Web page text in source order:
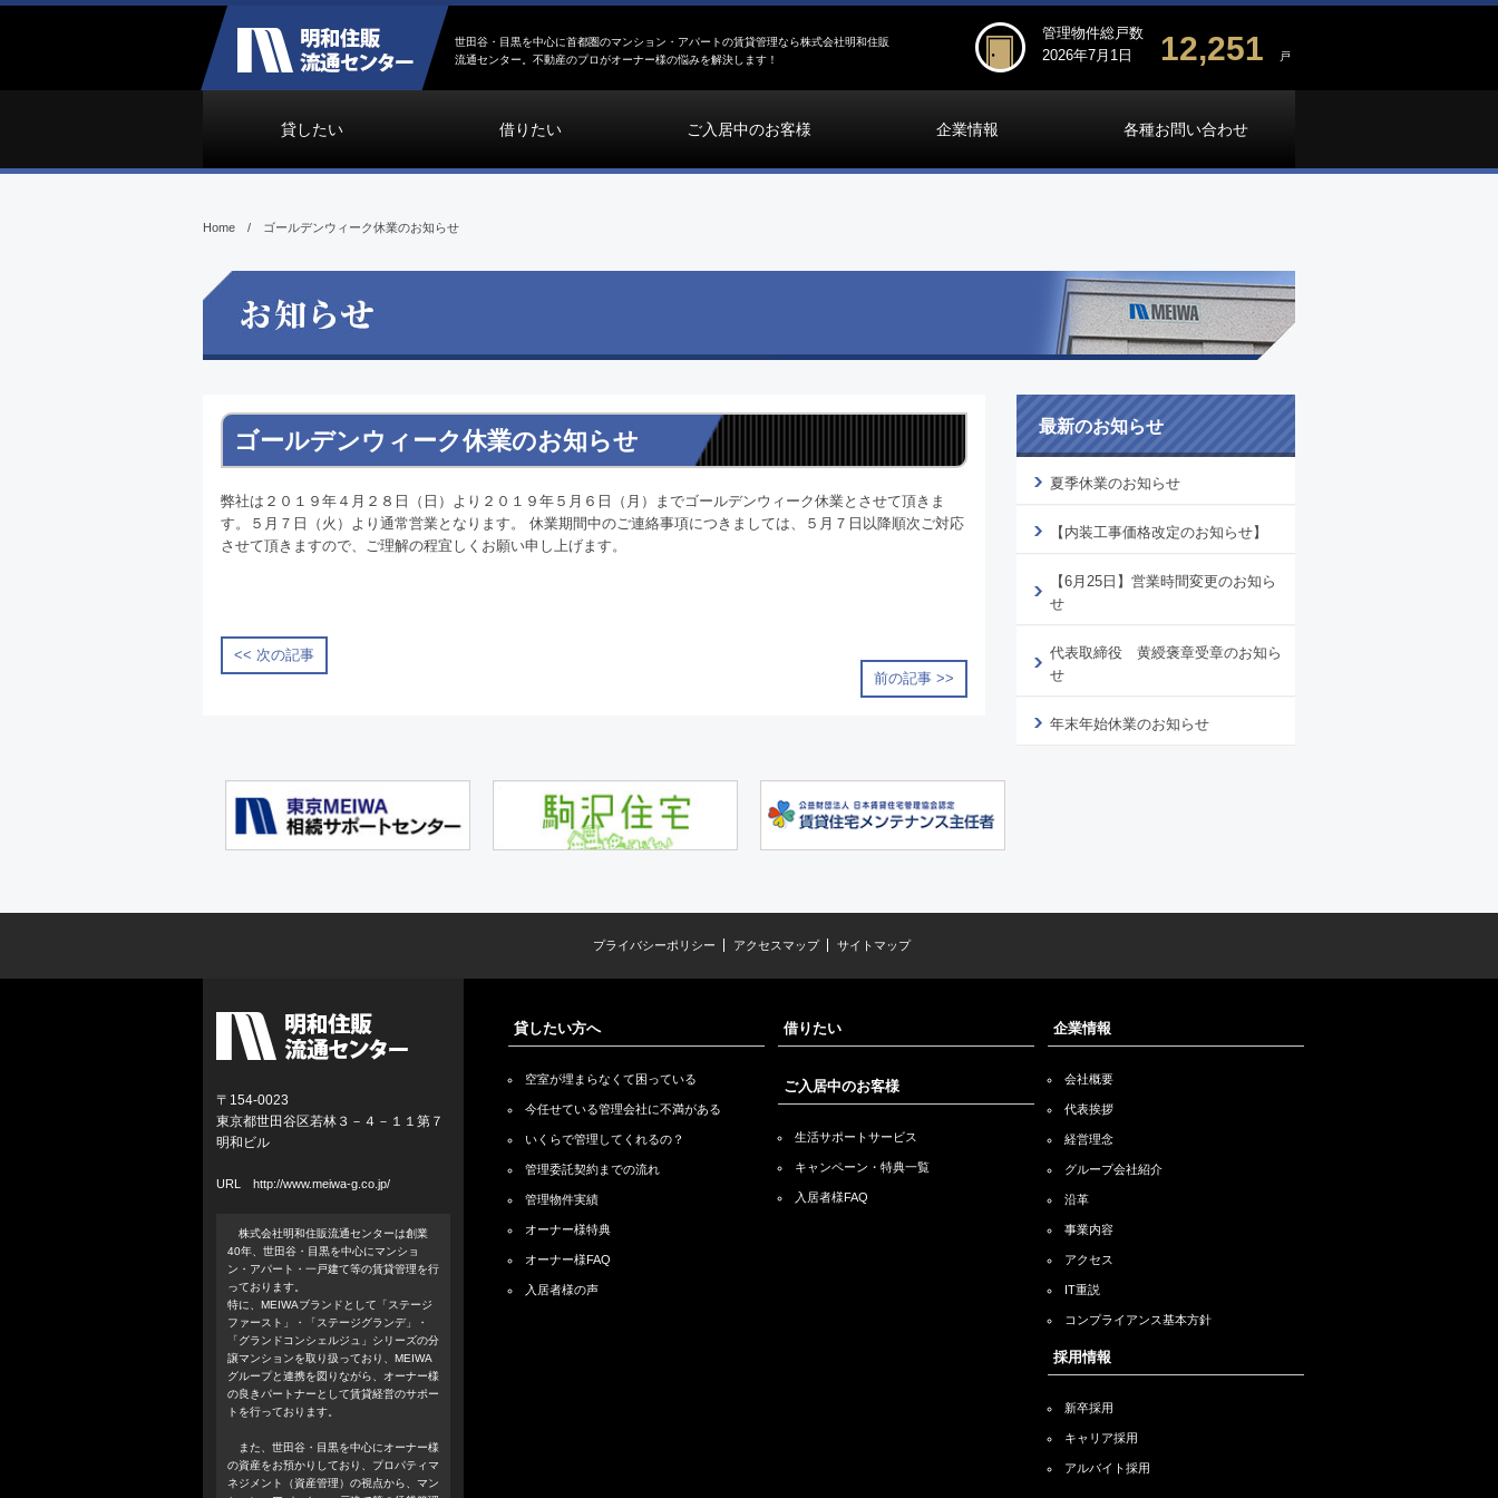
世田谷・目黒を中心に首都圏のマンション・アパートの賃貸管理なら株式会社明和住販
流通センター。不動産のプロがオーナー様の悩みを解決します！
管理物件総戸数
2026年7月1日
12,251 戸
貸したい 借りたい ご入居中のお客様 企業情報 各種お問い合わせ
Home / ゴールデンウィーク休業のお知らせ
ゴールデンウィーク休業のお知らせ
弊社は２０１９年４月２８日（日）より２０１９年５月６日（月）までゴールデンウィーク休業とさせて頂きま
す。５月７日（火）より通常営業となります。 休業期間中のご連絡事項につきましては、５月７日以降順次ご対応
させて頂きますので、ご理解の程宜しくお願い申し上げます。
<< 次の記事
前の記事 >>
最新のお知らせ
夏季休業のお知らせ
【内装工事価格改定のお知らせ】
【6月25日】営業時間変更のお知ら
せ
代表取締役 黄綬褒章受章のお知ら
せ
年末年始休業のお知らせ
プライバシーポリシー アクセスマップ サイトマップ
〒154-0023
東京都世田谷区若林３－４－１１第７
明和ビル
URL http://www.meiwa-g.co.jp/
株式会社明和住販流通センターは創業
40年、世田谷・目黒を中心にマンショ
ン・アパート・一戸建て等の賃貸管理を行
っております。
特に、MEIWAブランドとして「ステージ
ファースト」・「ステージグランデ」・
「グランドコンシェルジュ」シリーズの分
譲マンションを取り扱っており、MEIWA
グループと連携を図りながら、オーナー様
の良きパートナーとして賃貸経営のサポー
トを行っております。
また、世田谷・目黒を中心にオーナー様
の資産をお預かりしており、プロパティマ
ネジメント（資産管理）の視点から、マン
貸したい方へ
空室が埋まらなくて困っている
今任せている管理会社に不満がある
いくらで管理してくれるの？
管理委託契約までの流れ
管理物件実績
オーナー様特典
オーナー様FAQ
入居者様の声
借りたい
ご入居中のお客様
生活サポートサービス
キャンペーン・特典一覧
入居者様FAQ
企業情報
会社概要
代表挨拶
経営理念
グループ会社紹介
沿革
事業内容
アクセス
IT重説
コンプライアンス基本方針
採用情報
新卒採用
キャリア採用
アルバイト採用